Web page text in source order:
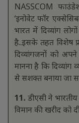
NASSCOM
‘इनोवेट फॉर
भारत में दिव्यांग
है..इसके तहत विशेष
दिव्यांगजनों को
मानना है कि
से सशक्त बनाया जा
11. डीएसी ने
विमान की खरीद को